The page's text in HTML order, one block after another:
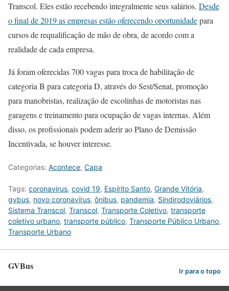
Transcol. Eles estão recebendo integralmente seus salários. Desde
o final de 2019 as empresas estão oferecendo oportunidadepara
cursos de requalificação de mão de obra, de acordo com a
realidade de cada empresa.
Já foram oferecidas 700 vagas para troca de habilitação de
categoria B para categoria D, através do Sest/Senat, promoção
para manobristas, realização de escolinhas de motoristas nas
garagens e treinamento para ocupação de vagas internas. Além
disso, os profissionais podem aderir ao Plano de Demissão
Incentivada, se houver interesse.
Categorias: Acontece, Capa
Tags: coronavirus, covid 19, Espírito Santo, Grande Vitória,
gvbus, novo coronavírus, ônibus, pandemia, Sindirodoviários,
Sistema Transcol, Transcol, Transporte Coletivo, transporte
coletivo urbano, transporte público, Transporte Público Urbano,
Transporte Urbano
GVBus Ir para o topo